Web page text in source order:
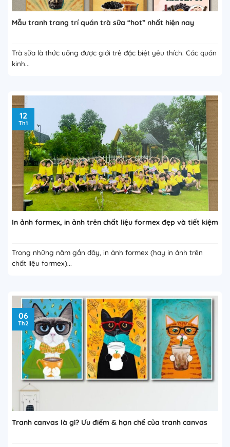
Mẫu tranh trang trí quán trà sữa “hot” nhất hiện nay
Trà sữa là thức uống được giới trẻ đặc biệt yêu thích. Các quán
kinh...
In ảnh formex, in ảnh trên chất liệu formex đẹp và tiết kiệm
Trong những năm gần đây, in ảnh formex (hay in ảnh trên
chất liệu formex)...
12
Th1
Tranh canvas là gì? Ưu điểm & hạn chế của tranh canvas
06
Th2